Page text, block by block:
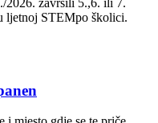
ljetnoj STEMpo školici.